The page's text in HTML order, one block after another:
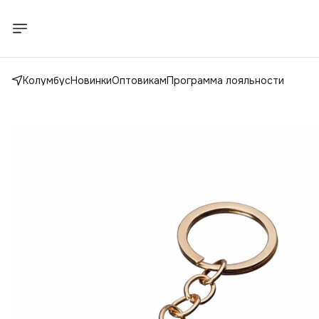
КолумбусНовинкиОптовикамПрограмма лояльности